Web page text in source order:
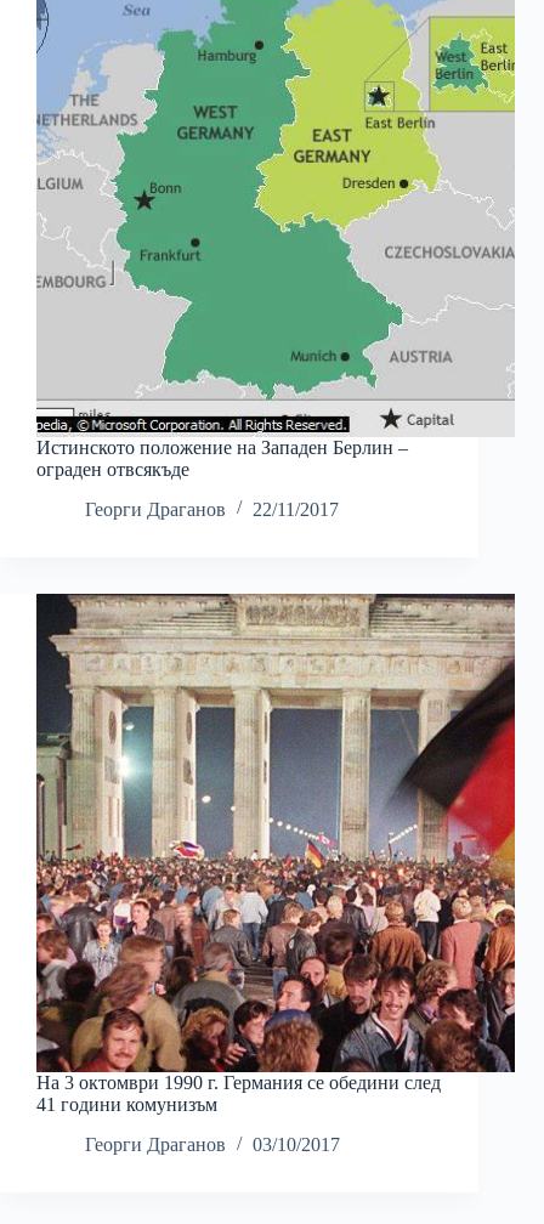
Истинското положение на Западен Берлин –
ограден отвсякъде
Георги Драганов
22/11/2017
На 3 октомври 1990 г. Германия се обедини след
41 години комунизъм
Георги Драганов
03/10/2017